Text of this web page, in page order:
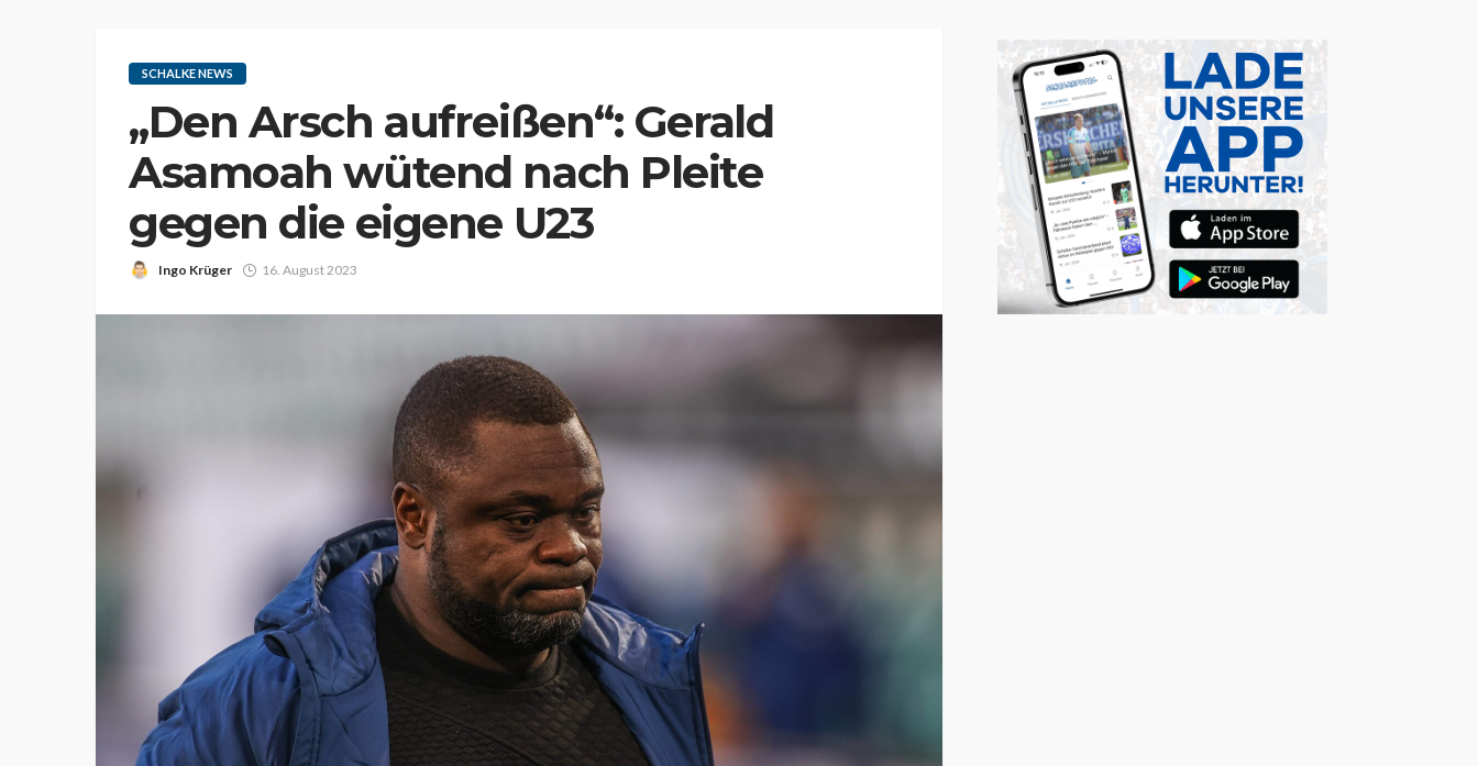
SCHALKE NEWS
„Den Arsch aufreißen“: Gerald
Asamoah wütend nach Pleite
gegen die eigene U23
Ingo Krüger 16. August 2023